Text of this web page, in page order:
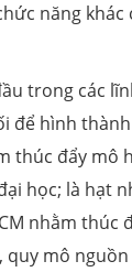
năng khác
trong các
để hình
thúc đẩy mô
học; là hạt
nhằm thúc
mô